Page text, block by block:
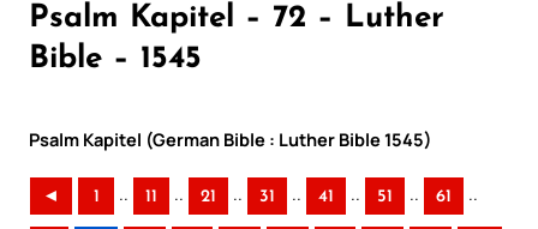
Psalm Kapitel – 72 – Luther
Bible – 1545
Psalm Kapitel (German Bible : Luther Bible 1545)
◄ 1 .. 11 .. 21 .. 31 .. 41 .. 51 .. 61 ..